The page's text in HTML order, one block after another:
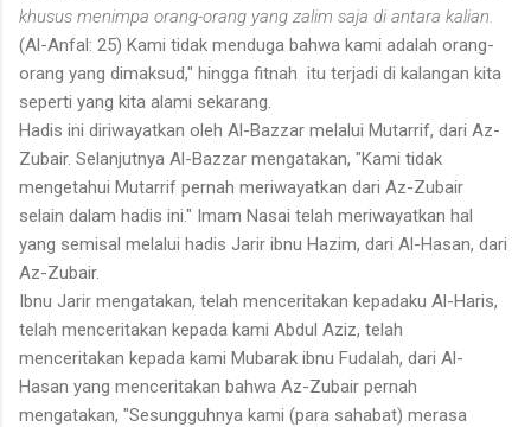
khusus menimpa orang-orang yang zalim saja di antara kalian.
(Al-Anfal: 25) Kami tidak menduga bahwa kami adalah orang-
orang yang dimaksud," hingga fitnah itu terjadi di kalangan kita
seperti yang kita alami sekarang.
Hadis ini diriwayatkan oleh Al-Bazzar melalui Mutarrif, dari Az-
Zubair. Selanjutnya Al-Bazzar mengatakan, "Kami tidak
mengetahui Mutarrif pernah meriwayatkan dari Az-Zubair
selain dalam hadis ini." Imam Nasai telah meriwayatkan hal
yang semisal melalui hadis Jarir ibnu Hazim, dari Al-Hasan, dari
Az-Zubair.
Ibnu Jarir mengatakan, telah menceritakan kepadaku Al-Haris,
telah menceritakan kepada kami Abdul Aziz, telah
menceritakan kepada kami Mubarak ibnu Fudalah, dari Al-
Hasan yang menceritakan bahwa Az-Zubair pernah
mengatakan, "Sesungguhnya kami (para sahabat) merasa